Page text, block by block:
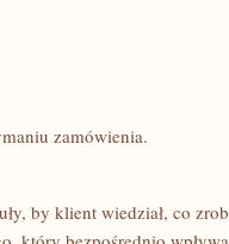
zamówienia.
by klient wiedział, co